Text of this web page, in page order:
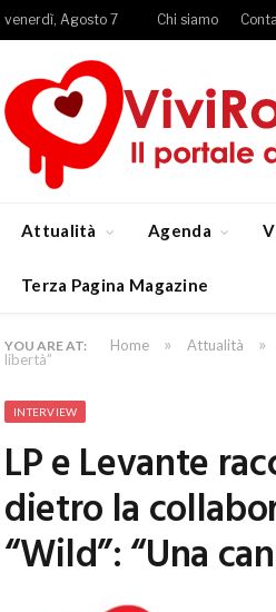
venerdì, Agosto 7 Chi siamo
Attualità Agenda
Terza Pagina Magazine
YOU ARE AT: Home » Attualità »
libertà”
INTERVIEW
LP e Levante
dietro la
“Wild”: “Una